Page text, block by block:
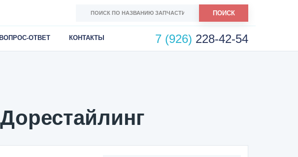
ПОИСК
ВОПРОС-ОТВЕТ КОНТАКТЫ 7 (926) 228-42-54